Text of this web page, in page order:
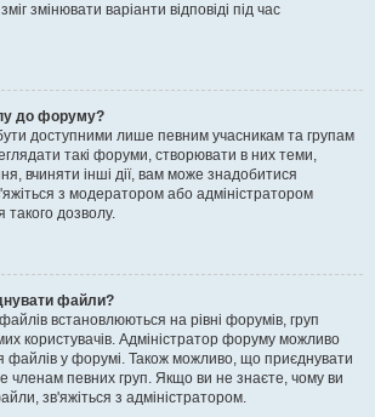
змінювати варіанти відповіді під час
до форуму?
доступними лише певним учасникам та групам
такі форуми, створювати в них теми,
вчиняти інші дії, вам може знадобитися
з модератором або адміністратором
дозволу.
файли?
встановлюються на рівні форумів, груп
користувачів. Адміністратор форуму можливо
файлів у форумі. Також можливо, що приєднувати
певних груп. Якщо ви не знаєте, чому ви
зв'яжіться з адміністратором.